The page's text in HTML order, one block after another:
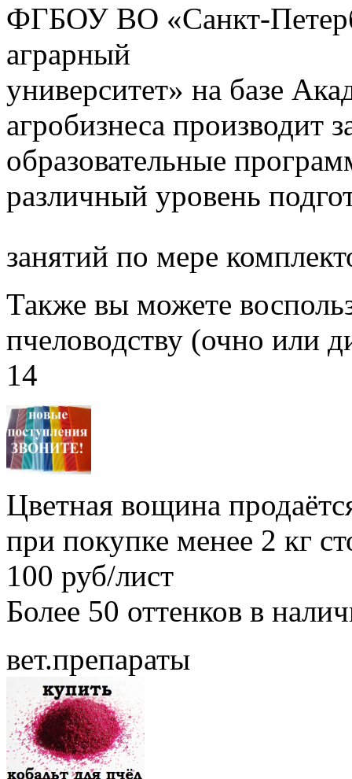
ФГБОУ ВО «Санкт-
аграрный
университет» на базе
агробизнеса производит
образовательные
различный уровень
занятий по мере
Также вы можете
пчеловодству (очно или
14
Цветная вощина
при покупке менее 2 кг
100 руб/лист
Более 50 оттенков в
вет.препараты